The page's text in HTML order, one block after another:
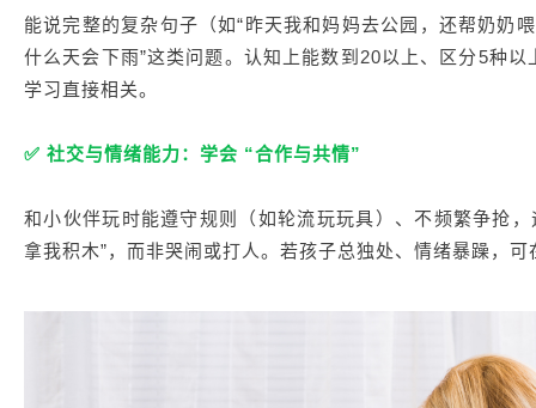
能说完整的复杂句子（如“昨天我和妈妈去公园，还帮奶奶
什么天会下雨”这类问题。认知上能数到20以上、区分5种
学习直接相关。
✅ 社交与情绪能力：学会 “合作与共情”
和小伙伴玩时能遵守规则（如轮流玩玩具）、不频繁争抢
拿我积木”，而非哭闹或打人。若孩子总独处、情绪暴躁，